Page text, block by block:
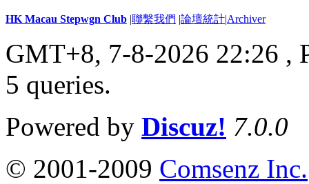
HK Macau Stepwgn Club |聯繫我們 |論壇統計|Archiver
GMT+8, 7-8-2026 22:26 ,
5 queries.
Powered by Discuz! 7.0.0
© 2001-2009 Comsenz Inc.